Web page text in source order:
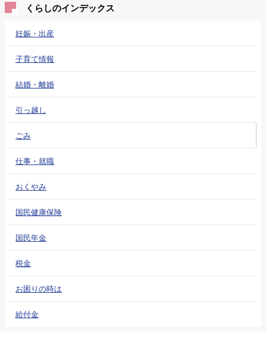
くらしのインデックス
妊娠・出産
子育て情報
結婚・離婚
引っ越し
ごみ
仕事・就職
おくやみ
国民健康保険
国民年金
税金
お困りの時は
給付金